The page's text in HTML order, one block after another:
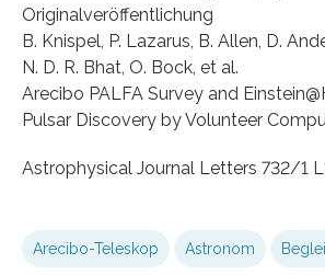
Originalveröffentlichung
B. Knispel, P. Lazarus, B. Allen, D.
N. D. R. Bhat, O. Bock, et al.
Arecibo PALFA Survey and
Pulsar Discovery by Volunteer
Astrophysical Journal Letters 732/1
Arecibo-Teleskop Astronom